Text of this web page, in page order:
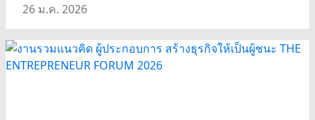
26 ม.ค. 2026